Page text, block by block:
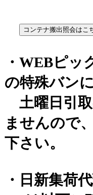
・WEBピッ
の特殊バン
土曜日引
ませんので
下さい。
・日新集荷